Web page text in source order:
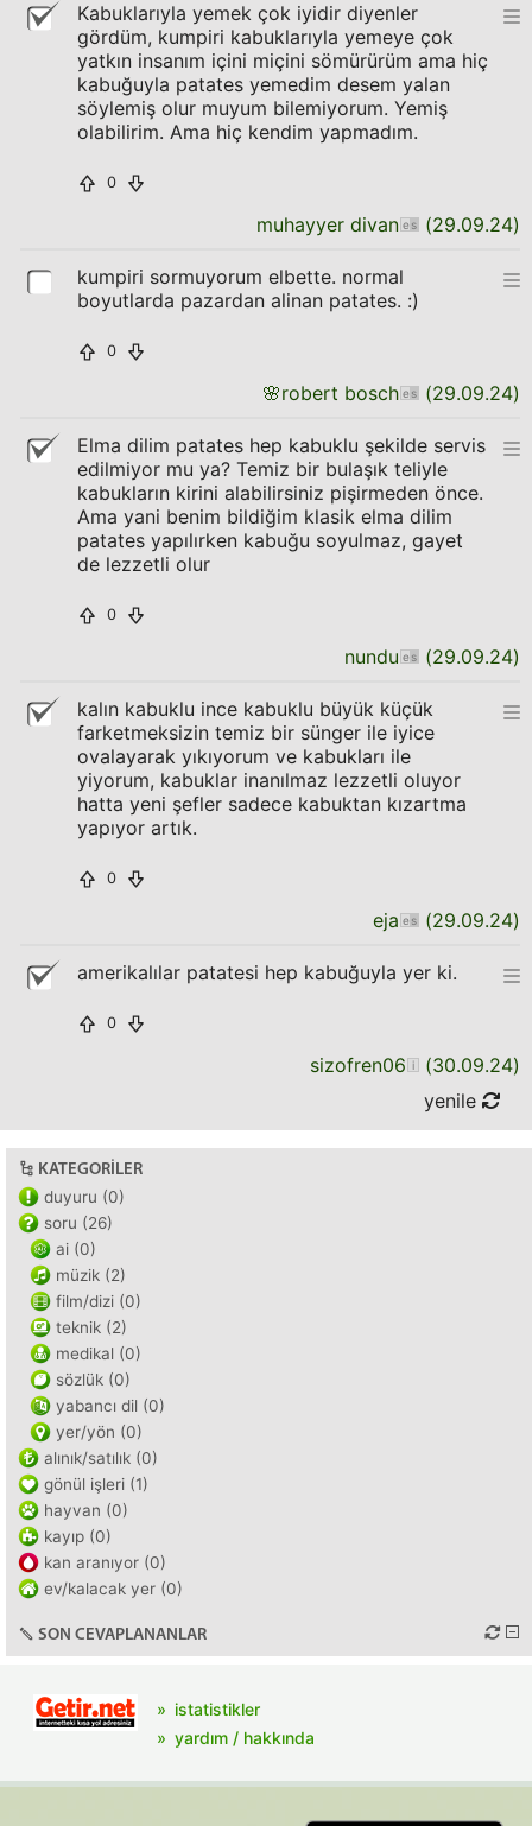
Kabuklarıyla yemek çok iyidir diyenler
gördüm, kumpiri kabuklarıyla yemeye çok
yatkın insanım içini miçini sömürürüm ama hiç
kabuğuyla patates yemedim desem yalan
söylemiş olur muyum bilemiyorum. Yemiş
olabilirim. Ama hiç kendim yapmadım.
0
muhayyer divan (29.09.24)
kumpiri sormuyorum elbette. normal
boyutlarda pazardan alinan patates. :)
0
🌸robert bosch (29.09.24)
Elma dilim patates hep kabuklu şekilde servis
edilmiyor mu ya? Temiz bir bulaşık teliyle
kabukların kirini alabilirsiniz pişirmeden önce.
Ama yani benim bildiğim klasik elma dilim
patates yapılırken kabuğu soyulmaz, gayet
de lezzetli olur
0
nundu (29.09.24)
kalın kabuklu ince kabuklu büyük küçük
farketmeksizin temiz bir sünger ile iyice
ovalayarak yıkıyorum ve kabukları ile
yiyorum, kabuklar inanılmaz lezzetli oluyor
hatta yeni şefler sadece kabuktan kızartma
yapıyor artık.
0
eja (29.09.24)
amerikalılar patatesi hep kabuğuyla yer ki.
0
sizofren06 (30.09.24)
yenile
KATEGORILER
duyuru (0)
soru (26)
ai (0)
müzik (2)
film/dizi (0)
teknik (2)
medikal (0)
sözlük (0)
yabancı dil (0)
yer/yön (0)
alınık/satılık (0)
gönül işleri (1)
hayvan (0)
kayıp (0)
kan aranıyor (0)
ev/kalacak yer (0)
SON CEVAPLANANLAR
istatistikler
yardım / hakkında